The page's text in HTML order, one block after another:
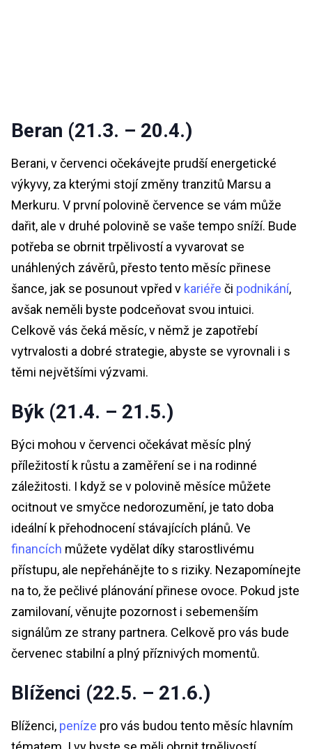
Beran (21.3. – 20.4.)
Berani, v červenci očekávejte prudší energetické
výkyvy, za kterými stojí změny tranzitů Marsu a
Merkuru. V první polovině července se vám může
dařit, ale v druhé polovině se vaše tempo sníží. Bude
potřeba se obrnit trpělivostí a vyvarovat se
unáhlených závěrů, přesto tento měsíc přinese
šance, jak se posunout vpřed v kariéře či podnikání,
avšak neměli byste podceňovat svou intuici.
Celkově vás čeká měsíc, v němž je zapotřebí
vytrvalosti a dobré strategie, abyste se vyrovnali i s
těmi největšími výzvami.
Býk (21.4. – 21.5.)
Býci mohou v červenci očekávat měsíc plný
příležitostí k růstu a zaměření se i na rodinné
záležitosti. I když se v polovině měsíce můžete
ocitnout ve smyčce nedorozumění, je tato doba
ideální k přehodnocení stávajících plánů. Ve
financích můžete vydělat díky starostlivému
přístupu, ale nepřehánějte to s riziky. Nezapomínejte
na to, že pečlivé plánování přinese ovoce. Pokud jste
zamilovaní, věnujte pozornost i sebemenším
signálům ze strany partnera. Celkově pro vás bude
červenec stabilní a plný příznivých momentů.
Blíženci (22.5. – 21.6.)
Blíženci, peníze pro vás budou tento měsíc hlavním